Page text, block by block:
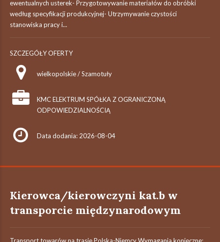
ewentualnych usterek- Przygotowywanie materiałów do obróbki
według specyfikacji produkcyjnej- Utrzymywanie czystości
stanowiska pracy i...
SZCZEGÓŁY OFERTY
wielkopolskie / Szamotuły
KMC ELEKTRUM SPÓŁKA Z OGRANICZONĄ
ODPOWIEDZIALNOŚCIĄ
Data dodania: 2026-08-04
Kierowca/kierowczyni kat.b w
transporcie międzynarodowym